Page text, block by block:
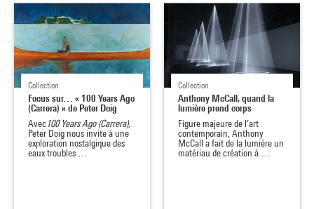
Collection
Focus sur… « 100 Years Ago
(Carrera) » de Peter Doig
Avec100 Years Ago (Carrera),
Peter Doig nous invite à une
exploration nostalgique des
eaux troubles …
Collection
Anthony McCall, quand la
lumière prend corps
Figure majeure de l’art
contemporain, Anthony
McCall a fait de la lumière un
matériau de création à …